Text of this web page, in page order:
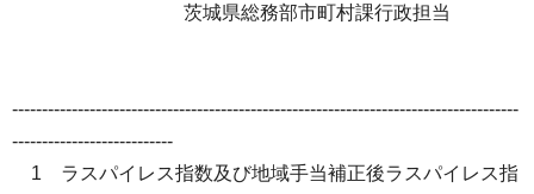
茨城県総務部市町村課行政担当
-------------------------------------------------------------------------------------
---------------------------
1 ラスパイレス指数及び地域手当補正後ラスパイレス指